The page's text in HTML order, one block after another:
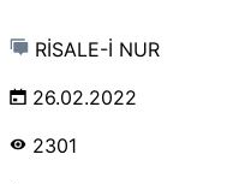
RİSALE-İ NUR
26.02.2022
2301